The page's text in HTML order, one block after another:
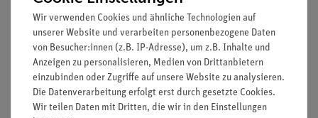
Nach oben
Wir verwenden Cookies und ähnliche Technologien auf
unserer Website und verarbeiten personenbezogene Daten
von Besucher:innen (z.B. IP-Adresse), um z.B. Inhalte und
Anzeigen zu personalisieren, Medien von Drittanbietern
einzubinden oder Zugriffe auf unsere Website zu analysieren.
Die Datenverarbeitung erfolgt erst durch gesetzte Cookies.
Wir teilen Daten mit Dritten, die wir in den Einstellungen